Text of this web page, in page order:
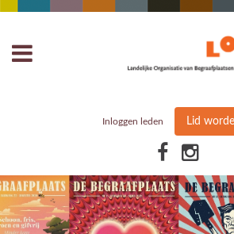
Inloggen leden Lid